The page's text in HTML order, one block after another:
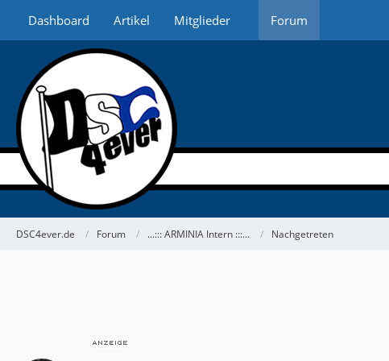
Dashboard Artikel Mitglieder Forum
DSC4ever.de Forum ...::: ARMINIA Intern :::... Nachgetreten